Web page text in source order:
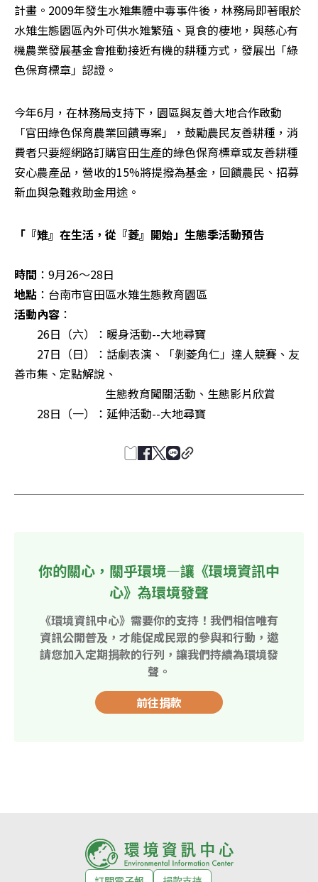
計畫。2009年發生水雉集體中毒事件後，林務局即著眼於
水雉生態園區內外可供水雉繁殖、覓食的棲地，與慈心有
機農業發展基金會推動接近有機的耕種方式，發展出「綠
色保育標章」認證。
今年6月，在林務局支持下，園區與友善大地合作啟動
「官田綠色保育農業回饋專案」，鼓勵農民友善耕種，消
費者只要經網路訂購官田生產的綠色保育標章或友善耕種
安心農產品，營收的15%將提撥為基金，回饋農民、招募
新血與急難救助金用途。
「『雉』在生活，從『菱』開始」生態季活動預告
時間
地點
活動內容 ：
26日（六）：暖身活動--大地尋寶
27日（日）：話劇表演、「剝菱角仁」達人競賽、友
善市集、定點解說、
生態教育闖關活動、生態影片欣賞
28日（一）：延伸活動--大地尋寶
你的關心，關乎環境—讓《環境資訊中
心》為環境發聲
《環境資訊中心》需要你的支持！我們相信唯有
資訊公開普及，才能促成民眾的參與和行動，邀
請您加入定期捐款的行列，讓我們持續為環境發
聲。
前往捐款